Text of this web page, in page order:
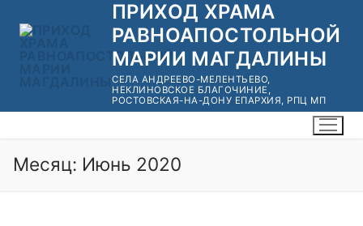
ПРИХОД ХРАМА
РАВНОАПОСТОЛЬНОЙ
МАРИИ МАГДАЛИНЫ
СЕЛА АНДРЕЕВО-МЕЛЕНТЬЕВО,
НЕКЛИНОВСКОЕ БЛАГОЧИНИЕ,
РОСТОВСКАЯ-НА-ДОНУ ЕПАРХИЯ, РПЦ МП
Месяц: Июнь 2020